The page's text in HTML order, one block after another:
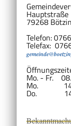
Hauptstraße
79268
Telefon:
Telefax:
Mo. - Fr.
Mo.
Do.